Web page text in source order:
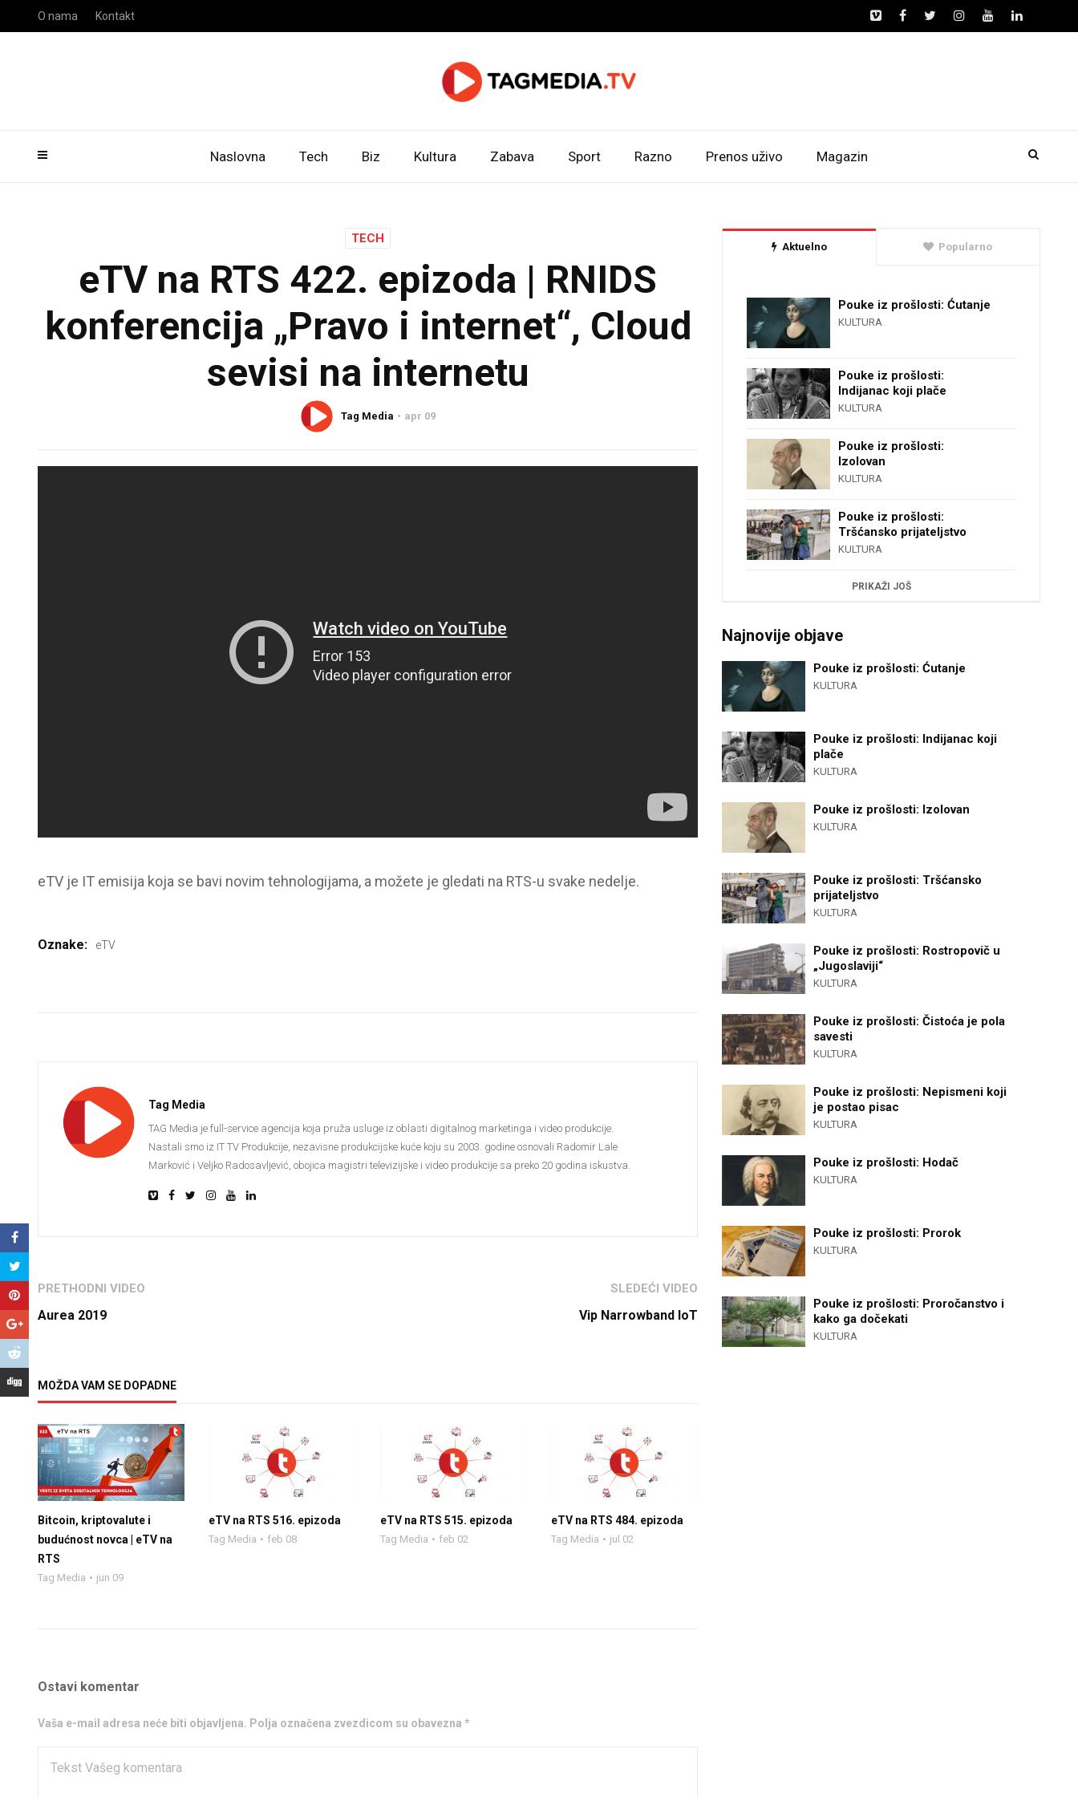
Naslovna Tech Biz Kultura Zabava Sport Razno Prenos uživo Magazin
O nama Kontakt
TECH
eTV na RTS 422. epizoda | RNIDS
konferencija „Pravo i internet“, Cloud
sevisi na internetu
Tag Media apr 09
eTV je IT emisija koja se bavi novim tehnologijama, a možete je gledati na RTS-u svake nedelje.
Oznake: eTV
Tag Media
TAG Media je full-service agencija koja pruža usluge iz oblasti digitalnog marketinga i video produkcije.
Nastali smo iz IT TV Produkcije, nezavisne produkcijske kuće koju su 2003. godine osnovali Radomir Lale
Marković i Veljko Radosavljević, obojica magistri televizijske i video produkcije sa preko 20 godina iskustva.
PRETHODNI VIDEO
Aurea 2019
SLEDEĆI VIDEO
Vip Narrowband IoT
MOŽDA VAM SE DOPADNE
Bitcoin, kriptovalute i
budućnost novca | eTV na
RTS
Tag Media jun 09
eTV na RTS 516. epizoda
Tag Media feb 08
eTV na RTS 515. epizoda
Tag Media feb 02
eTV na RTS 484. epizoda
Tag Media jul 02
Ostavi komentar
Vaša e-mail adresa neće biti objavljena. Polja označena zvezdicom su obavezna *
Aktuelno Popularno
Pouke iz prošlosti: Ćutanje
KULTURA
Pouke iz prošlosti:
Indijanac koji plače
KULTURA
Pouke iz prošlosti:
Izolovan
KULTURA
Pouke iz prošlosti:
Tršćansko prijateljstvo
KULTURA
PRIKAŽI JOŠ
Najnovije objave
Pouke iz prošlosti: Ćutanje
KULTURA
Pouke iz prošlosti: Indijanac koji
plače
KULTURA
Pouke iz prošlosti: Izolovan
KULTURA
Pouke iz prošlosti: Tršćansko
prijateljstvo
KULTURA
Pouke iz prošlosti: Rostropovič u
„Jugoslaviji“
KULTURA
Pouke iz prošlosti: Čistoća je pola
savesti
KULTURA
Pouke iz prošlosti: Nepismeni koji
je postao pisac
KULTURA
Pouke iz prošlosti: Hodač
KULTURA
Pouke iz prošlosti: Prorok
KULTURA
Pouke iz prošlosti: Proročanstvo i
kako ga dočekati
KULTURA